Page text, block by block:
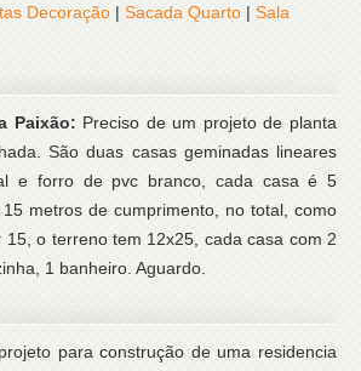
Decoração | Sacada Quarto | Sala
Paixão: Preciso de um projeto de planta
São duas casas geminadas lineares
e forro de pvc branco, cada casa é 5
metros de cumprimento, no total, como
o terreno tem 12x25, cada casa com 2
1 banheiro. Aguardo.
para construção de uma residencia